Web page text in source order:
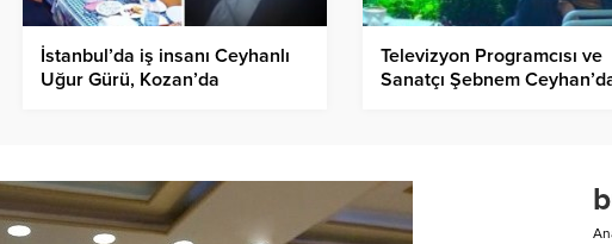
İstanbul’da iş insanı Ceyhanlı
Uğur Gürü, Kozan’da
Televizyon Programcısı ve
Sanatçı Şebnem